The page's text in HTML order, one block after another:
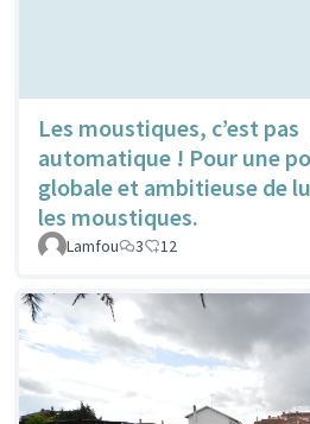
Les moustiques, c’est pas
automatique ! Pour une
globale et ambitieuse de
les moustiques.
Lamfou 3 12